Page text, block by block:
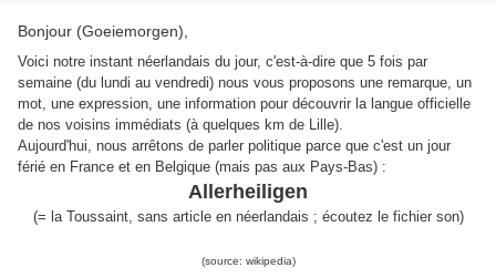
Bonjour (Goeiemorgen),
Voici notre instant néerlandais du jour, c'est-à-dire que 5 fois par
semaine (du lundi au vendredi) nous vous proposons une remarque, un
mot, une expression, une information pour découvrir la langue officielle
de nos voisins immédiats (à quelques km de Lille).
Aujourd'hui, nous arrêtons de parler politique parce que c'est un jour
férié en France et en Belgique (mais pas aux Pays-Bas) :
Allerheiligen
(= la Toussaint, sans article en néerlandais ; écoutez le fichier son)
(source: wikipedia)